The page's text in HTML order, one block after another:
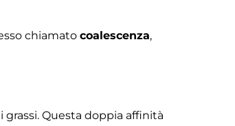
chiamato coalescenza,
Questa doppia affinità